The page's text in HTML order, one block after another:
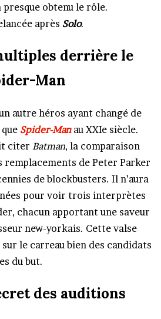
presque obtenu le rôle.
après Solo.
derrière le
Man
autre héros ayant changé de
Spider-Manau XXIe siècle.
citer Batman, la comparaison
de Peter Parker
de blockbusters. Il n’aura
pour voir trois interprètes
chacun apportant une saveur
new-yorkais. Cette valse
le carreau bien des candidats
du but.
des auditions